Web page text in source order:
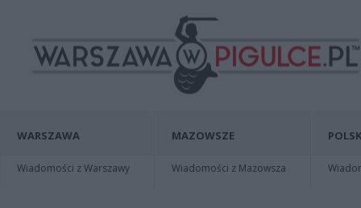
WARSZAWA
Wiadomości z Warszawy
MAZOWSZE
Wiadomości z Mazowsza